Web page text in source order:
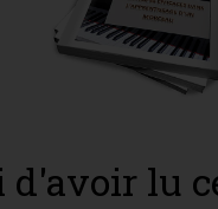
d'avoir lu